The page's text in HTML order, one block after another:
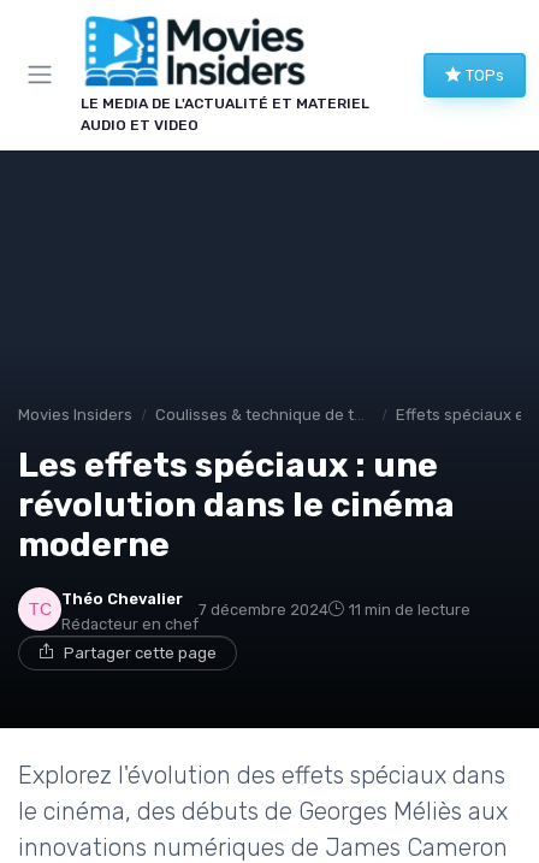
LE MEDIA DE L'ACTUALITÉ ET MATERIEL
AUDIO ET VIDEO
TOPs
Movies Insiders Coulisses & technique de tournage Effets spéciaux et
Les effets spéciaux : une
révolution dans le cinéma
moderne
Théo Chevalier
Rédacteur en chef
7 décembre 2024 11 min de lecture
Partager cette page
Explorez l'évolution des effets spéciaux dans
le cinéma, des débuts de Georges Méliès aux
innovations numériques de James Cameron
Panneau de gestion des cookies